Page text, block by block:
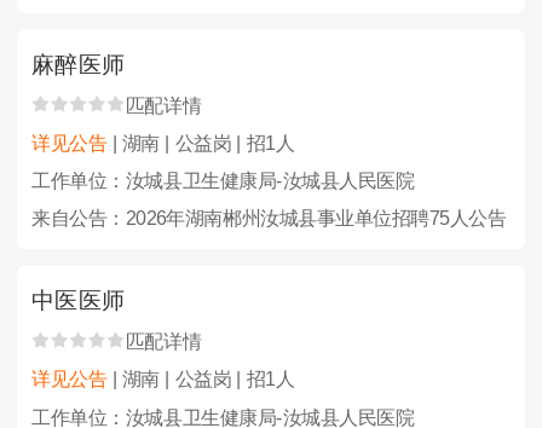
麻醉医师
匹配详情
详见公告
| 湖南 | 公益岗 | 招1人
工作单位：汝城县卫生健康局-汝城县人民医院
来自公告：2026年湖南郴州汝城县事业单位招聘75人公告
中医医师
匹配详情
详见公告
| 湖南 | 公益岗 | 招1人
工作单位：汝城县卫生健康局-汝城县人民医院